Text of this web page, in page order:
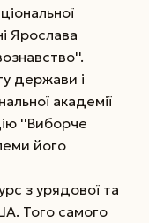
Ярослава
держави і
академії
''Виборче
його
з урядової та
Того самого